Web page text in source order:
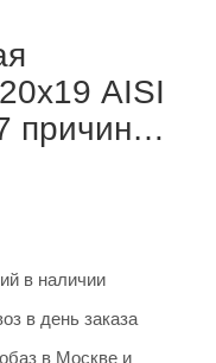
AISI
причин
в наличии
в день заказа
в Москве и